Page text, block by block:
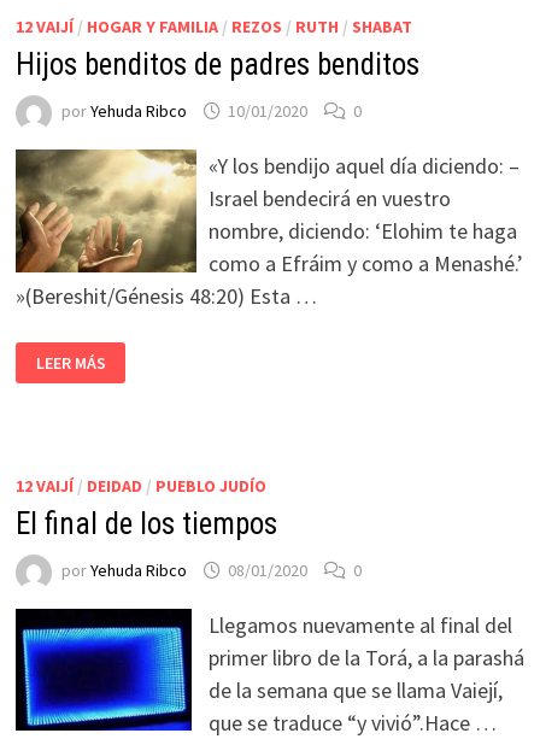
12 VAIJÍ/ HOGAR Y FAMILIA/ REZOS / RUTH / SHABAT
Hijos benditos de padres benditos
porYehuda Ribco 10/01/2020 0
«Y los bendijo aquel día diciendo: –
Israel bendecirá en vuestro
nombre, diciendo: ‘Elohim te haga
como a Efráim y como a Menashé.’
»(Bereshit/Génesis 48:20) Esta …
LEER MÁS
12 VAIJÍ/ DEIDAD / PUEBLO JUDÍO
El final de los tiempos
porYehuda Ribco 08/01/2020 0
Llegamos nuevamente al final del
primer libro de la Torá, a la parashá
de la semana que se llama Vaiejí,
que se traduce “y vivió”.Hace …